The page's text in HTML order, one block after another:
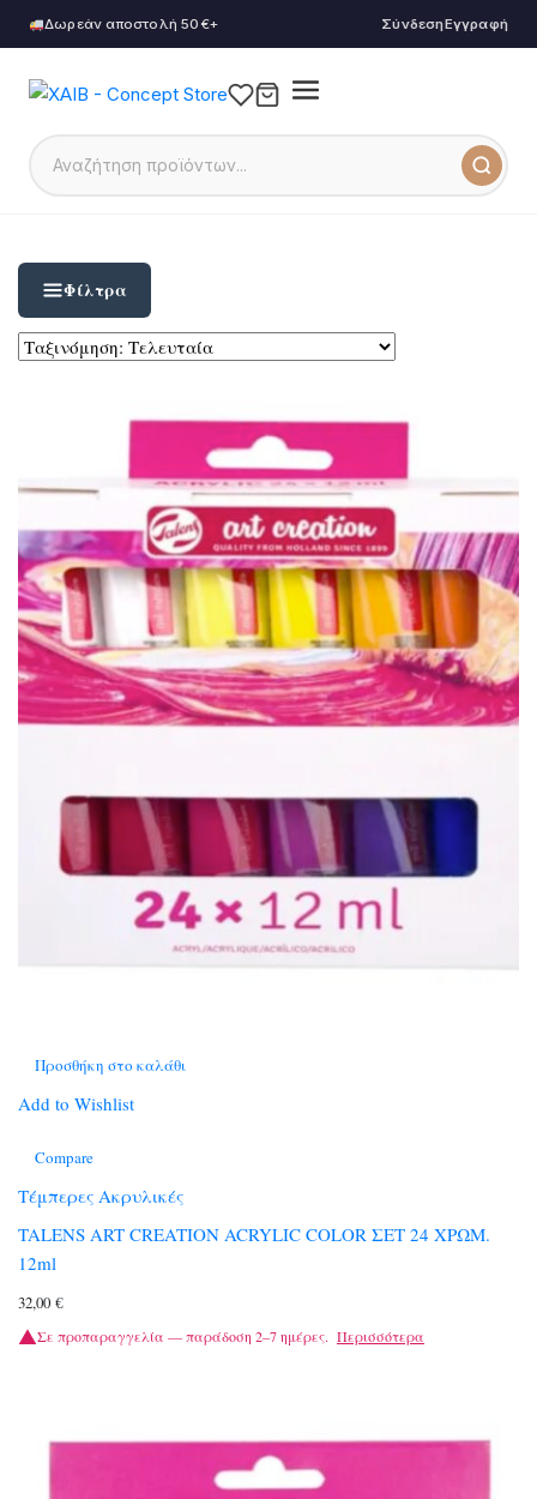
Δωρεάν αποστολή 50€+ ΣύνδεσηΕγγραφή
Φίλτρα
Προσθήκη στο καλάθι
Add to Wishlist
Compare
Τέμπερες Ακρυλικές
TALENS ART CREATION ACRYLIC COLOR ΣΕΤ 24 ΧΡΩΜ.
12ml
32,00 €
Σε προπαραγγελία — παράδοση 2–7 ημέρες. Περισσότερα